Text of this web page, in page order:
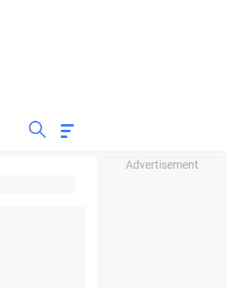
Advertisement
INSPIRASI BISNIS